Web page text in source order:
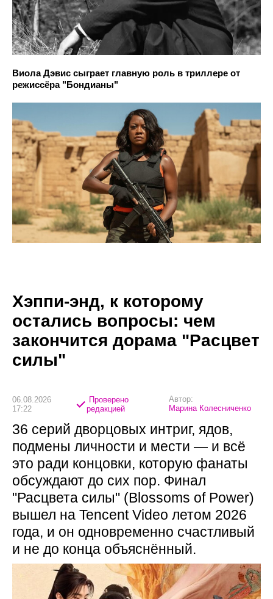
Виола Дэвис сыграет главную роль в триллере от
режиссёра "Бондианы"
Хэппи-энд, к которому
остались вопросы: чем
закончится дорама "Расцвет
силы"
06.08.2026
17:22
Проверено
редакцией
Автор:
Марина Колесниченко
36 серий дворцовых интриг, ядов,
подмены личности и мести — и всё
это ради концовки, которую фанаты
обсуждают до сих пор. Финал
"Расцвета силы" (Blossoms of Power)
вышел на Tencent Video летом 2026
года, и он одновременно счастливый
и не до конца объяснённый.